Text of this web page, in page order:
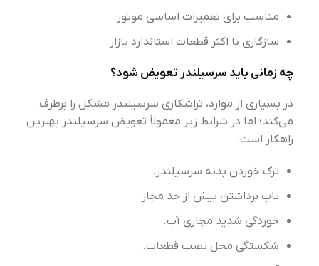
مناسب برای تعمیرات اساسی موتور.
سازگاری با اکثر قطعات استاندارد بازار.
چه زمانی باید سرسیلندر تعویض شود؟
در بسیاری از موارد، تراشکاری سرسیلندر مشکل را برطرف
می‌کند؛ اما در شرایط زیر معمولاً تعویض سرسیلندر بهترین
راهکار است:
ترک خوردن بدنه سرسیلندر.
تاب برداشتن بیش از حد مجاز.
خوردگی شدید مجاری آب.
شکستگی محل نصب قطعات.